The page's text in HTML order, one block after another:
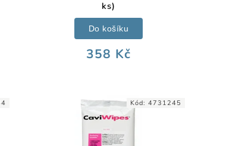
ks)
358 Kč
Do košíku
Kód:4731245